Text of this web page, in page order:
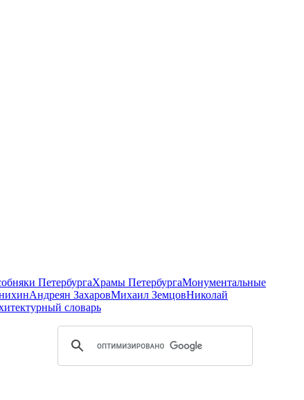
ПетербургаХрамы ПетербургаМонументальные
Андреян ЗахаровМихаил ЗемцовНиколай
словарь